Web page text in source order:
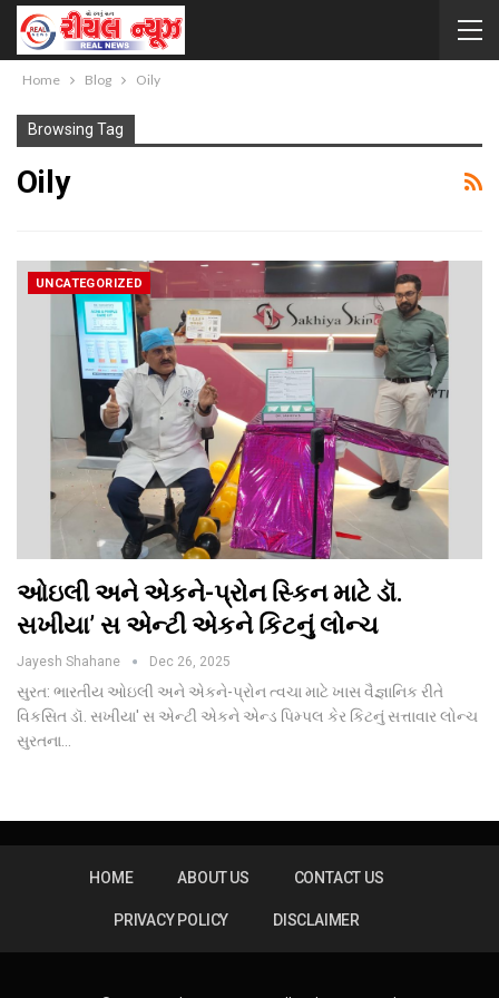
Home Blog Oily
Browsing Tag
Oily
UNCATEGORIZED
ઓઇલી અને એકને-પ્રોન સ્કિન માટે ડૉ.
સખીયા’ સ એન્ટી એકને કિટનું લોન્ચ
Jayesh Shahane Dec 26, 2025
સુરત: ભારતીય ઓઇલી અને એકને-પ્રોન ત્વચા માટે ખાસ વૈજ્ઞાનિક રીતે
વિકસિત ડૉ. સખીયા' સ એન્ટી એકને એન્ડ પિમ્પલ કેર કિટનું સત્તાવાર લોન્ચ
સુરતના…
HOME ABOUT US CONTACT US
PRIVACY POLICY DISCLAIMER